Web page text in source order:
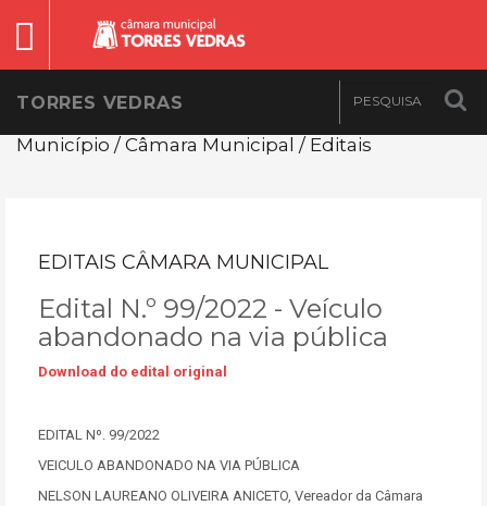
TORRES VEDRAS
Município / Câmara Municipal / Editais
EDITAIS CÂMARA MUNICIPAL
Edital N.º 99/2022 - Veículo
abandonado na via pública
Download do edital original
EDITAL Nº. 99/2022
VEICULO ABANDONADO NA VIA PÚBLICA
NELSON LAUREANO OLIVEIRA ANICETO, Vereador da Câmara